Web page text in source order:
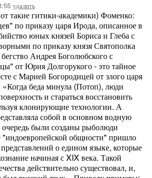
удалить
такие гитики-академики) Фоменко:
по приказу царя Ирода, описанное в
юных князей Бориса и Глеба с
по приказу князя Святополка
Андрея Боголюбского с
от Юрия Долгорукого - это тайное
с Марией Богородицей от злого царя
беда минула (Потоп), люди
и стараться восстановить
клонирующие технологии. А
собой в основном водную
были созданы рыболюди
общности" пришло
о едином языке, которые
начиная с XIX века. Такой
действительно существовал, и,